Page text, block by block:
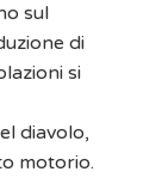
sul
di
si
diavolo,
motorio.